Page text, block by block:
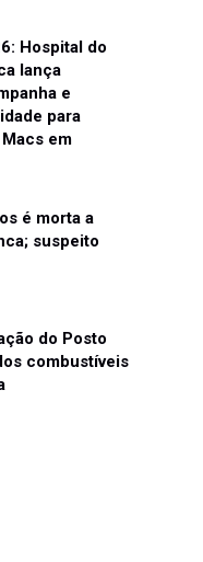
Hospital do
lança
e
para
em
é morta a
suspeito
do Posto
combustíveis